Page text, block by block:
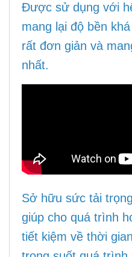
Được sử dụng với
mang lại độ bền
rất đơn giản và
nhất.
Sở hữu sức tải
giúp cho quá trình
tiết kiệm về thời